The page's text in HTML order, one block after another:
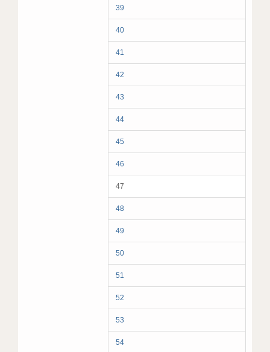
39
40
41
42
43
44
45
46
47
48
49
50
51
52
53
54